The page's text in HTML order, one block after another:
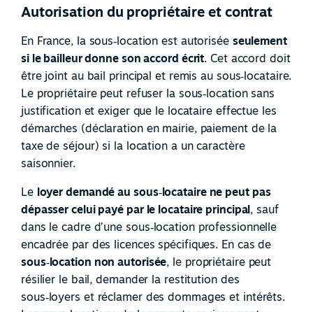
Autorisation du propriétaire et contrat
En France, la sous‑location est autorisée seulement
si le bailleur donne son accord écrit. Cet accord doit
être joint au bail principal et remis au sous‑locataire.
Le propriétaire peut refuser la sous‑location sans
justification et exiger que le locataire effectue les
démarches (déclaration en mairie, paiement de la
taxe de séjour) si la location a un caractère
saisonnier.
Le loyer demandé au sous‑locataire ne peut pas
dépasser celui payé par le locataire principal, sauf
dans le cadre d’une sous‑location professionnelle
encadrée par des licences spécifiques. En cas de
sous‑location non autorisée, le propriétaire peut
résilier le bail, demander la restitution des
sous‑loyers et réclamer des dommages et intérêts.